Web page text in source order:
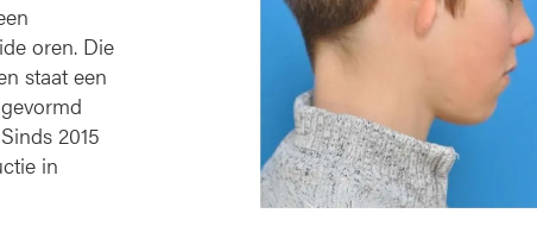
oren. Die
staat een
2015
in